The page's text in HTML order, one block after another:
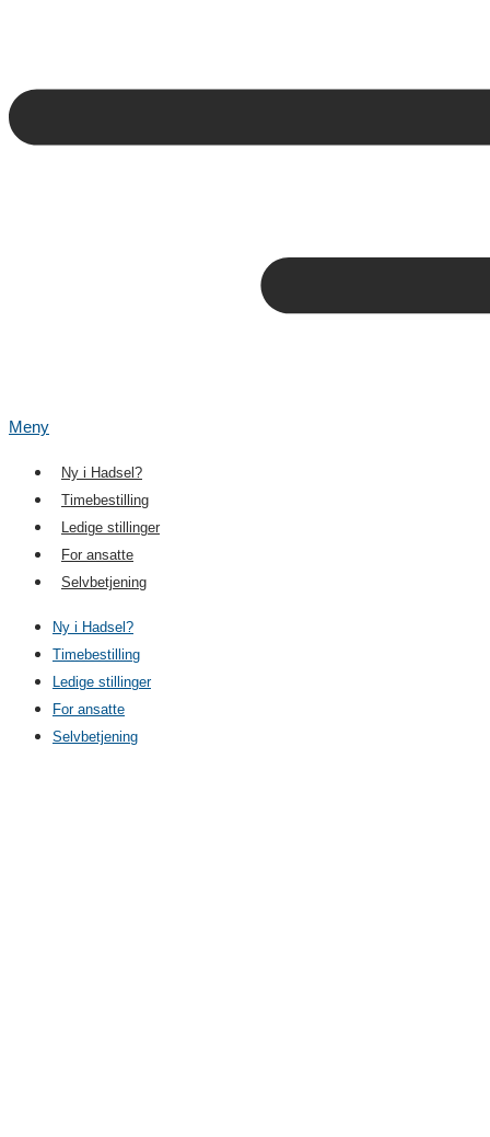
Meny
Ny i Hadsel?
Timebestilling
Ledige stillinger
For ansatte
Selvbetjening
Ny i Hadsel?
Timebestilling
Ledige stillinger
For ansatte
Selvbetjening